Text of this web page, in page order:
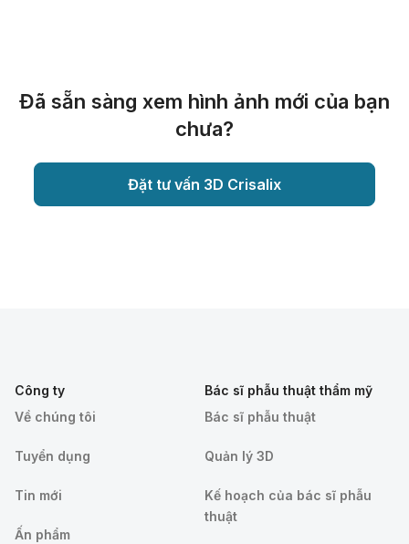
Đã sẵn sàng xem hình ảnh mới của bạn
chưa?
Đặt tư vấn 3D Crisalix
Công ty
Về chúng tôi
Tuyển dụng
Tin mới
Ấn phẩm
Bác sĩ phẫu thuật thẩm mỹ
Bác sĩ phẫu thuật
Quản lý 3D
Kế hoạch của bác sĩ phẫu
thuật